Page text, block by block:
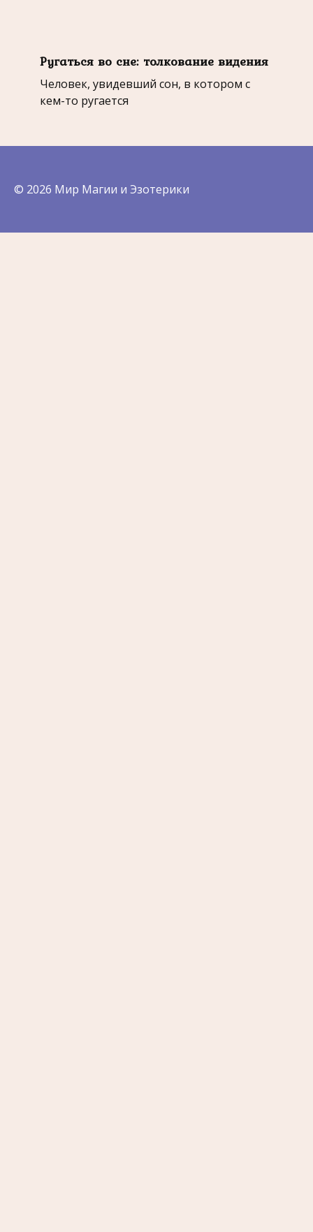
Ругаться во сне: толкование видения
Человек, увидевший сон, в котором с
кем-то ругается
© 2026 Мир Магии и Эзотерики